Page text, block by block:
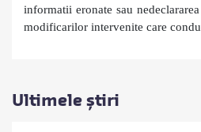
informatii eronate sau
modificarilor intervenite care
Ultimele știri